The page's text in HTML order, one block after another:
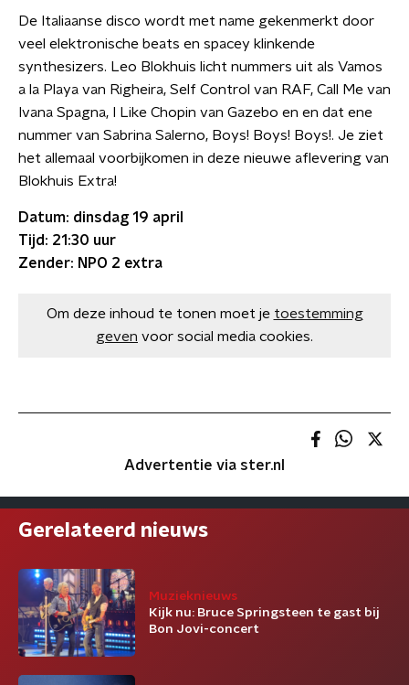
De Italiaanse disco wordt met name gekenmerkt door
veel elektronische beats en spacey klinkende
synthesizers. Leo Blokhuis licht nummers uit als Vamos
a la Playa van Righeira, Self Control van RAF, Call Me van
Ivana Spagna, I Like Chopin van Gazebo en en dat ene
nummer van Sabrina Salerno, Boys! Boys! Boys!. Je ziet
het allemaal voorbijkomen in deze nieuwe aflevering van
Blokhuis Extra!
Datum: dinsdag 19 april
Tijd: 21:30 uur
Zender: NPO 2 extra
Om deze inhoud te tonen moet je toestemming
geven voor social media cookies.
Advertentie via ster.nl
Gerelateerd nieuws
Muzieknieuws
Kijk nu: Bruce Springsteen te gast bij
Bon Jovi-concert